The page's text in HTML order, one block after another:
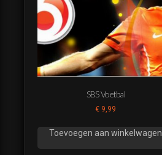
SBS Voetbal
€ 9,99
Toevoegen aan winkelwagen